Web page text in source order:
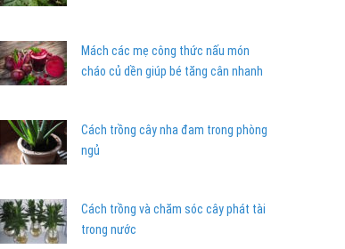
Mách các mẹ công thức nấu món
cháo củ dền giúp bé tăng cân nhanh
Cách trồng cây nha đam trong phòng
ngủ
Cách trồng và chăm sóc cây phát tài
trong nước